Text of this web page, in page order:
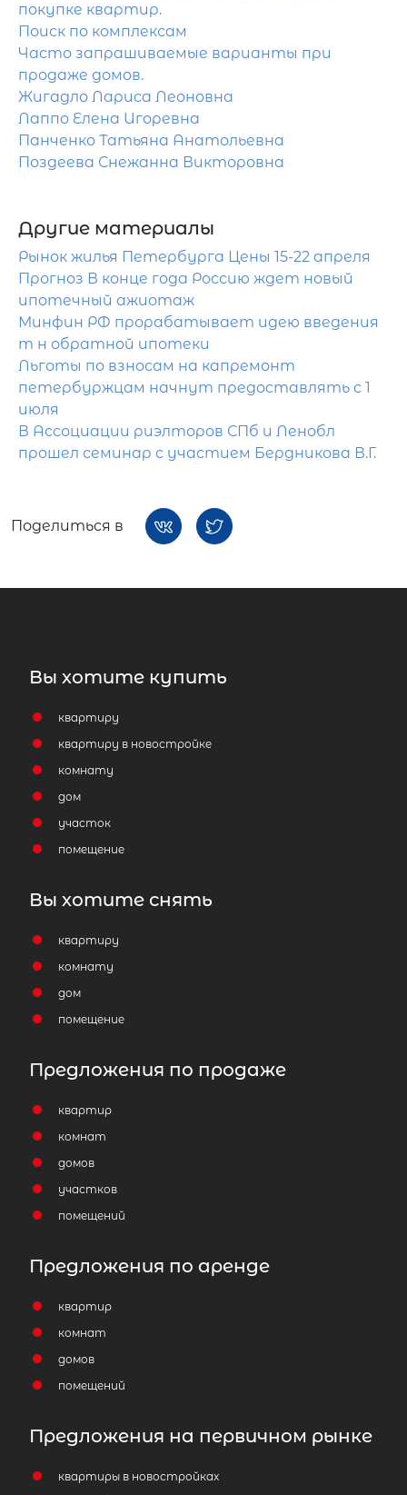
покупке квартир.
Поиск по комплексам
Часто запрашиваемые варианты при
продаже домов.
Жигадло Лариса Леоновна
Лаппо Елена Игоревна
Панченко Татьяна Анатольевна
Поздеева Снежанна Викторовна
Другие материалы
Рынок жилья Петербурга Цены 15-22 апреля
Прогноз В конце года Россию ждет новый
ипотечный ажиотаж
Минфин РФ прорабатывает идею введения
т н обратной ипотеки
Льготы по взносам на капремонт
петербуржцам начнут предоставлять с 1
июля
В Ассоциации риэлторов СПб и Ленобл
прошел семинар с участием Бердникова В.Г.
Поделиться в
Вы хотите купить
квартиру
квартиру в новостройке
комнату
дом
участок
помещение
Вы хотите снять
квартиру
комнату
дом
помещение
Предложения по продаже
квартир
комнат
домов
участков
помещений
Предложения по аренде
квартир
комнат
домов
помещений
Предложения на первичном рынке
квартиры в новостройках